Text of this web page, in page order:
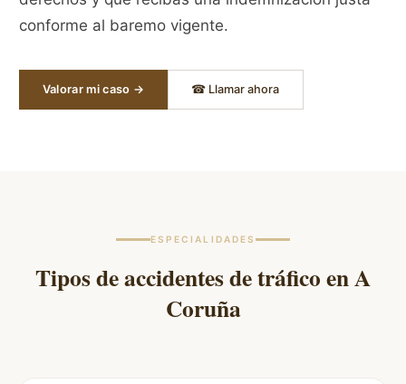
conforme al baremo vigente.
Valorar mi caso → ☎ Llamar ahora
ESPECIALIDADES
Tipos de accidentes de tráfico enA
Coruña